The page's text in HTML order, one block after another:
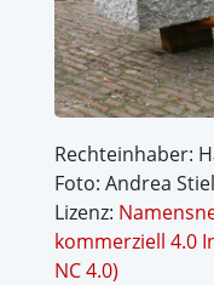
Rechteinhaber:
Foto: Andrea
Lizenz:
kommerziell 4.0
NC 4.0)